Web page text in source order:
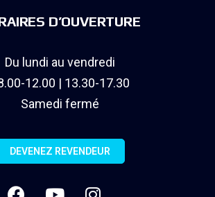
D’OUVERTURE
Du lundi au vendredi
12.00 | 13.30-17.30
Samedi fermé
DEVENEZ REVENDEUR